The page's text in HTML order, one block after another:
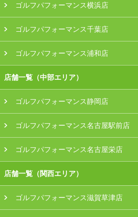
ゴルフパフォーマンス横浜店
ゴルフパフォーマンス千葉店
ゴルフパフォーマンス浦和店
店舗一覧（中部エリア）
ゴルフパフォーマンス静岡店
ゴルフパフォーマンス名古屋駅前店
ゴルフパフォーマンス名古屋栄店
店舗一覧（関西エリア）
ゴルフパフォーマンス滋賀草津店